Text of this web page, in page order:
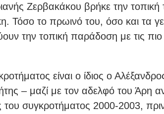
Ζερβακάκου βρήκε την τοπική
Τόσο το πρωινό του, όσο και τα
την τοπική παράδοση με τις
είναι ο ίδιος ο
– μαζί με τον αδελφό του Άρη
συγκροτήματος 2000-2003,